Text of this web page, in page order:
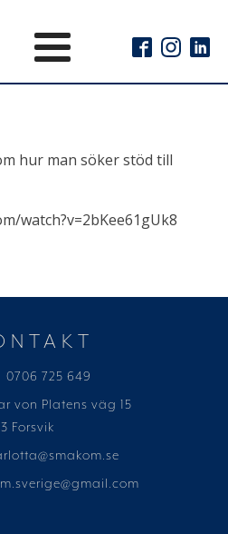
hur man söker stöd till
watch?v=2bKee61gUk8
0706 725 649
von Platens väg 15
Forsvik